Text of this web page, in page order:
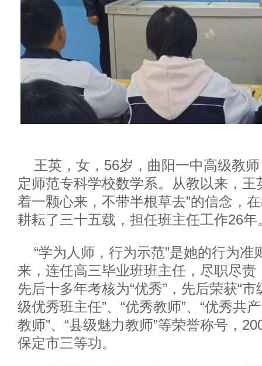
王英，女，56岁，曲阳一中高级教
定师范专科学校数学系。从教以来，王
着一颗心来，不带半根草去”的信念，
耕耘了三十五载，担任班主任工作26年
“学为人师，行为示范”是她的行为准
来，连任高三毕业班班主任，尽职尽责
先后十多年考核为“优秀”，先后荣获“市
级优秀班主任”、“优秀教师”、“优秀共
教师”、“县级魅力教师”等荣誉称号，
保定市三等功。